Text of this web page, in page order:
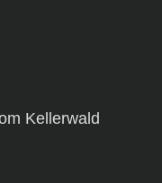
Kellerwald